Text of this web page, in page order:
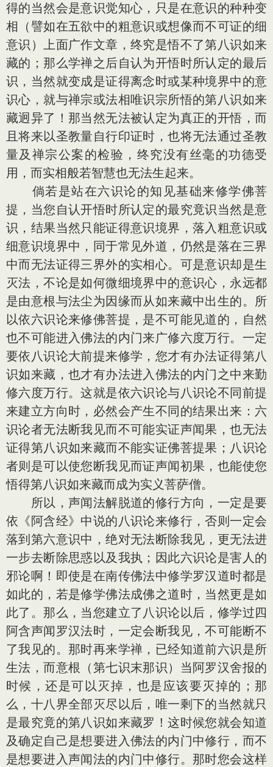
得的当然会是意识觉知心，只是在意识的种种变
相（譬如在五欲中的粗意识或想像而不可证的细
意识）上面广作文章，终究是悟不了第八识如来
藏的；那么学禅之后自认为开悟时所认定的最后
识，当然就变成是证得离念时或某种境界中的意
识心，就与禅宗或法相唯识宗所悟的第八识如来
藏迥异了！那当然无法被认定为真正的开悟，而
且将来以圣教量自行印证时，也将无法通过圣教
量及禅宗公案的检验，终究没有丝毫的功德受
用，而实相般若智慧也无法生起来。
倘若是站在六识论的知见基础来修学佛菩
提，当您自认开悟时所认定的最究竟识当然是意
识，结果当然只能证得意识境界，落入粗意识或
细意识境界中，同于常见外道，仍然是落在三界
中而无法证得三界外的实相心。可是意识却是生
灭法，不论是如何微细境界中的意识心，永远都
是由意根与法尘为因缘而从如来藏中出生的。所
以依六识论来修佛菩提，是不可能见道的，自然
也不可能进入佛法的内门来广修六度万行。一定
要依八识论大前提来修学，您才有办法证得第八
识如来藏，也才有办法进入佛法的内门之中来勤
修六度万行。这就是依六识论与八识论不同前提
来建立方向时，必然会产生不同的结果出来：六
识论者无法断我见而不可能实证声闻果，也无法
证得第八识如来藏而不能实证佛菩提果；八识论
者则是可以使您断我见而证声闻初果，也能使您
悟得第八识如来藏而成为实义菩萨僧。
所以，声闻法解脱道的修行方向，一定是要
依《阿含经》中说的八识论来修行，否则一定会
落到第六意识中，绝对无法断除我见，更无法进
一步去断除思惑以及我执；因此六识论是害人的
邪论啊！即使是在南传佛法中修学罗汉道时都是
如此的，若是修学佛法成佛之道时，当然更是如
此了。那么，当您建立了八识论以后，修学过四
阿含声闻罗汉法时，一定会断我见，不可能断不
了我见的。那时再来学禅，已经知道前六识是所
生法，而意根（第七识末那识）当阿罗汉舍报的
时候，还是可以灭掉，也是应该要灭掉的；那
么，十八界全部灭尽以后，唯一剩下的当然就只
是最究竟的第八识如来藏罗！这时候您就会知道
及确定自己是想要进入佛法的内门中修行，而不
是想要进入声闻法的内门中修行。那时您会这样